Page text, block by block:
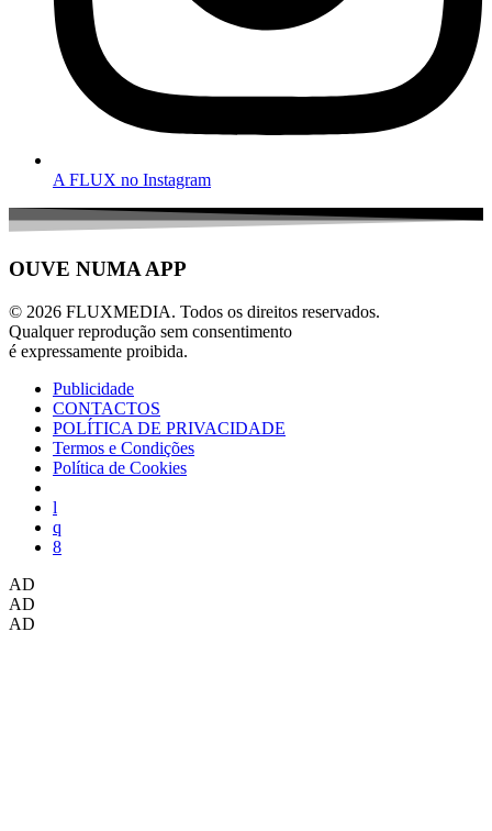
A FLUX no Instagram
OUVE NUMA APP
© 2026 FLUXMEDIA. Todos os direitos reservados.
Qualquer reprodução sem consentimento
é expressamente proibida.
Publicidade
CONTACTOS
POLÍTICA DE PRIVACIDADE
Termos e Condições
Política de Cookies
AD
AD
AD